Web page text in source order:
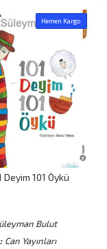
Hemen Kargo
Deyim 101 Öykü
Bulut
Can Yayınları